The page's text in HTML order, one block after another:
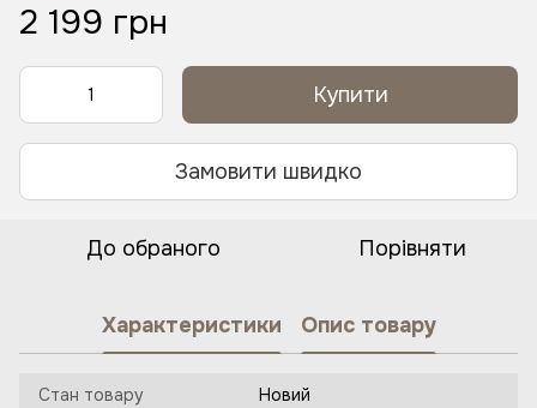
2 199 грн
Купити
Замовити швидко
До обраного Порівняти
Характеристики Опис товару
Стан товару Новий